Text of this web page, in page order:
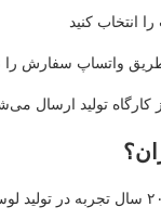
انتخاب کنید
طریق واتساپ سفارش را
تولید ارسال
لوسترسازان با بیش از